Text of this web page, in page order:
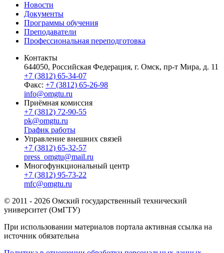
Новости
Документы
Программы обучения
Преподаватели
Профессиональная переподготовка
Контакты
644050, Российская Федерация, г. Омск, пр-т Мира, д. 11
+7 (3812) 65-34-07
Факс: +7 (3812) 65-26-98
info@omgtu.ru
Приёмная комиссия
+7 (3812) 72-90-55
pk@omgtu.ru
График работы
Управление внешних связей
+7 (3812) 65-32-57
press_omgtu@mail.ru
Многофункциональный центр
+7 (3812) 95-73-22
mfc@omgtu.ru
© 2011 - 2026 Омский государственный технический
университет (ОмГТУ)
При использовании материалов портала активная ссылка на
источник обязательна